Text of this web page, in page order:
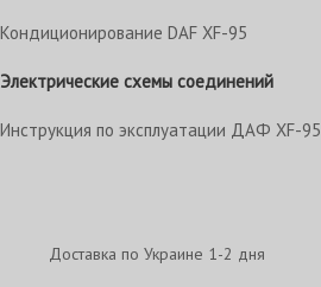
Кондиционирование DAF XF-95
Электрические схемы соединений
Инструкция по эксплуатации ДАФ XF-95
Доставка по Украине 1-2 дня